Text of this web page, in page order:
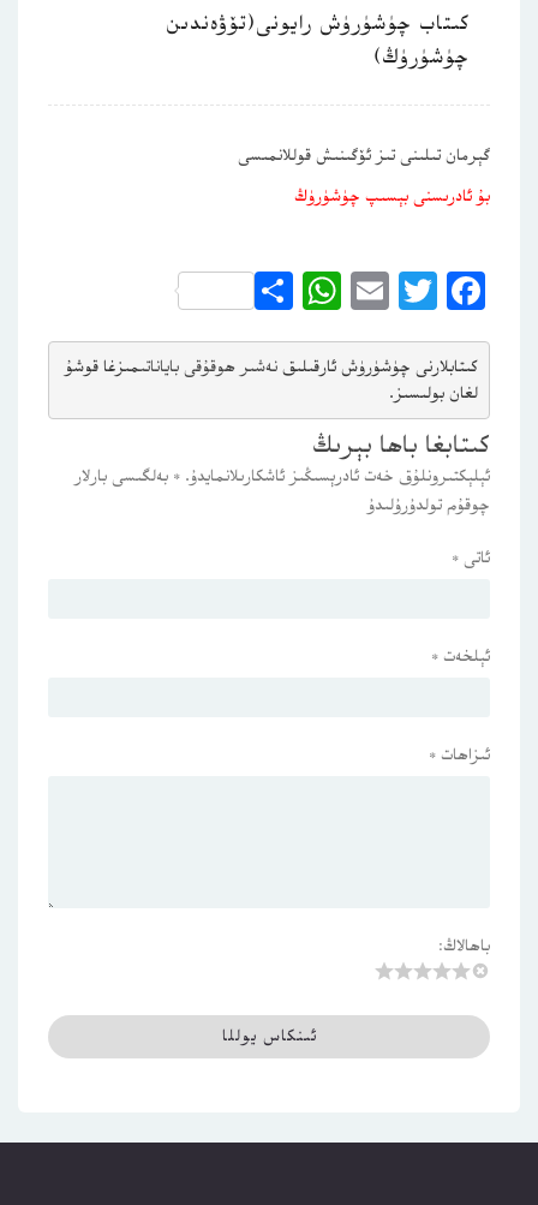
كىتاب چۈشۈرۈش رايونى(تۆۋەندىن
چۈشۈرۈڭ)
گېرمان تىلىنى تىز ئۆگىنىش قوللانمىسى
بۇ ئادرىسنى بېسىپ چۈشۈرۈڭ
Facebook
Twitter
Email
WhatsApp
Share
كىتابلارنى چۈشۈرۈش ئارقىلىق نەشىر ھوقۇقى باياناتىمىزغا قوشۇ
لغان بولىسىز.
كىتابغا باھا بېرىڭ
ئېلېكتىرونلۇق خەت ئادرېسىڭىز ئاشكارىلانمايدۇ. * بەلگىسى بارلار
چوقۇم تولدۇرۇلىدۇ
ئاتى *
ئېلخەت *
ئىزاھات *
باھالاڭ: